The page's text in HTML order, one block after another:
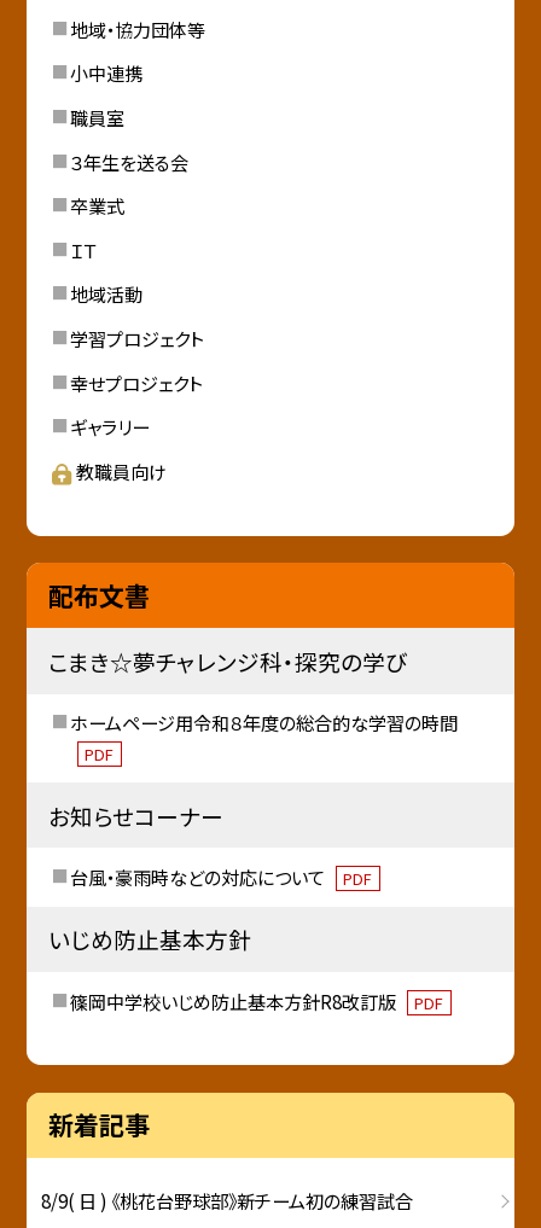
地域・協力団体等
小中連携
職員室
３年生を送る会
卒業式
ＩＴ
地域活動
学習プロジェクト
幸せプロジェクト
ギャラリー
教職員向け
配布文書
こまき☆夢チャレンジ科・探究の学び
ホームページ用令和８年度の総合的な学習の時間
PDF
お知らせコーナー
台風・豪雨時などの対応について PDF
いじめ防止基本方針
篠岡中学校いじめ防止基本方針R8改訂版 PDF
新着記事
8/9( 日 ) 《桃花台野球部》新チーム初の練習試合